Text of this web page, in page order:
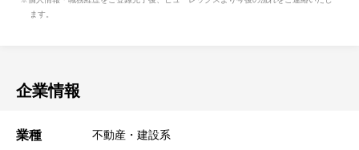
ます。
企業情報
業種 不動産・建設系